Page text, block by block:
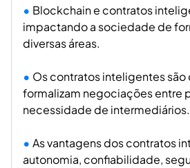
Blockchain e contratos
impactando a sociedade de
diversas áreas.
Os contratos inteligentes
formalizam negociações entre
necessidade de intermediários.
As vantagens dos contratos
autonomia, confiabilidade,